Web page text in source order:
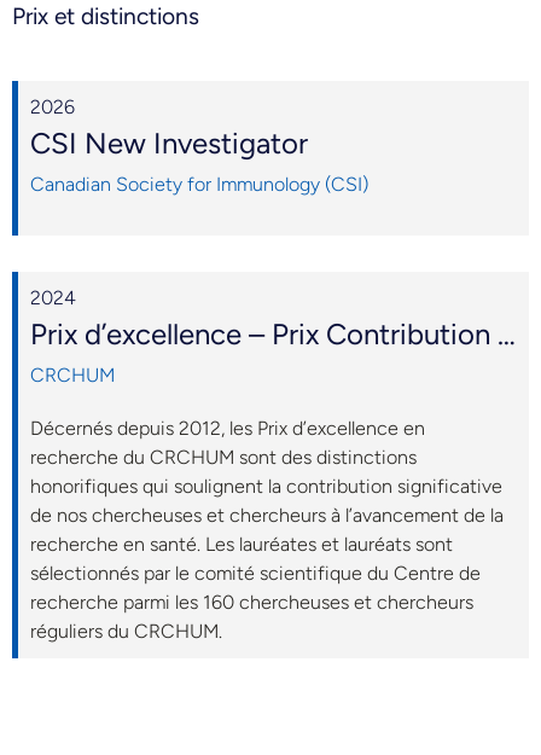
Prix et distinctions
2026
CSI New Investigator
Canadian Society for Immunology (CSI)
2024
Prix d’excellence – Prix Contribution à l’institution
CRCHUM
Décernés depuis 2012, les Prix d’excellence en
recherche du CRCHUM sont des distinctions
honorifiques qui soulignent la contribution significative
de nos chercheuses et chercheurs à l’avancement de la
recherche en santé. Les lauréates et lauréats sont
sélectionnés par le comité scientifique du Centre de
recherche parmi les 160 chercheuses et chercheurs
réguliers du CRCHUM.